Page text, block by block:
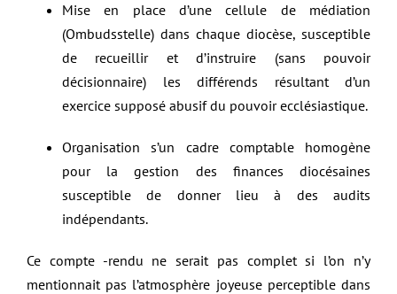
Mise en place d’une cellule de médiation
(Ombudsstelle) dans chaque diocèse, susceptible
de recueillir et d’instruire (sans pouvoir
décisionnaire) les différends résultant d’un
exercice supposé abusif du pouvoir ecclésiastique.
Organisation s’un cadre comptable homogène
pour la gestion des finances diocésaines
susceptible de donner lieu à des audits
indépendants.
Ce compte -rendu ne serait pas complet si l’on n’y
mentionnait pas l’atmosphère joyeuse perceptible dans